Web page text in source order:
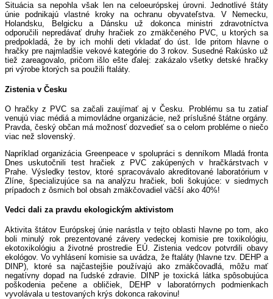
Situácia sa nepohla však len na celoeurópskej úrovni. Jednotlivé štáty
únie podnikajú vlastné kroky na ochranu obyvateľstva. V Nemecku,
Holandsku, Belgicku a Dánsku už dokonca ministri zdravotníctva
odporučili nepredávať druhy hračiek zo zmäkčeného PVC, u ktorých sa
predpokladá, že by ich mohli deti vkladať do úst. Ide pritom hlavne o
hračky pre najmladšie vekové kategórie do 3 rokov. Susedné Rakúsko už
tiež zareagovalo, pričom išlo ešte ďalej: zakázalo všetky detské hračky
pri výrobe ktorých sa použili ftaláty.
Zistenia v Česku
O hračky z PVC sa začali zaujímať aj v Česku. Problému sa tu zatiaľ
venujú viac médiá a mimovládne organizácie, než príslušné štátne orgány.
Pravda, český občan má možnosť dozvedieť sa o celom probléme o niečo
viac než slovenský.
Napríklad organizácia Greenpeace v spolupráci s denníkom Mladá fronta
Dnes uskutočnili test hračiek z PVC zakúpených v hračkárstvach v
Prahe. Výsledky testov, ktoré spracovávalo akreditované laboratórium v
Zlíne, špecializujúce sa na analýzu hračiek, boli šokujúce: v siedmych
prípadoch z ôsmich bol obsah zmäkčovadiel väčší ako 40%!
Vedci dali za pravdu ekologickým aktivistom
Aktivita štátov Európskej únie narástla v tejto oblasti hlavne po tom, ako
boli minulý rok prezentované závery vedeckej komisie pre toxikológiu,
ekotoxikológiu a životné prostredie EÚ. Zistenia vedcov potvrdili obavy
ekológov. Vo vyhlásení komisie sa uvádza, že ftaláty (hlavne tzv. DEHP a
DINP), ktoré sa najčastejšie používajú ako zmäkčovadlá, môžu mať
negatívny dopad na ľudské zdravie. DINP je toxická látka spôsobujúca
poškodenia pečene a obličiek, DEHP v laboratórnych podmienkach
vyvolávala u testovaných krýs dokonca rakovinu!